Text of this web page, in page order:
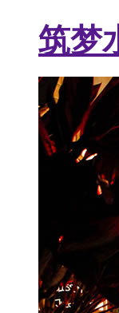
筑梦